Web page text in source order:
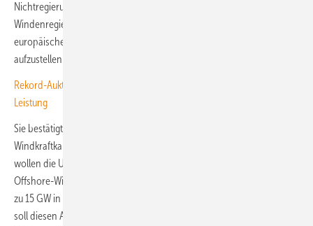
Nichtregierungsorganisationen den Ausbau der Offshore-
Windenregie in der Nordsee, auch vor dem Hintergrund, die
europäische Energieversorgung unabhängiger und resilienter
aufzustellen.
Rekord-Auktion: Großbritannien vergibt 8,4 GW Offshorewind-
Leistung
Sie bestätigten dabei das Ziel, bis 2050 eine Offshore-
Windkraftkapazität von 300 Gigawatt (GW) aufzubauen. Außerdem
wollen die Unterzeichner für einen gleichmäßigeren Ausbau von
Offshore-Wind zwischen 2031 und 2040 sorgen: Pro Jahr sollen bis
zu 15 GW in Europa in Betrieb gehen. Ein solider Investitionsrahmen
soll diesen Ausbau absichern, etwa durch grenzüberschreitende